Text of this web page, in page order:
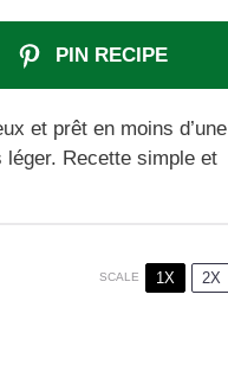
PIN RECIPE
et prêt en moins d’une
léger. Recette simple et
SCALE 1X 2X